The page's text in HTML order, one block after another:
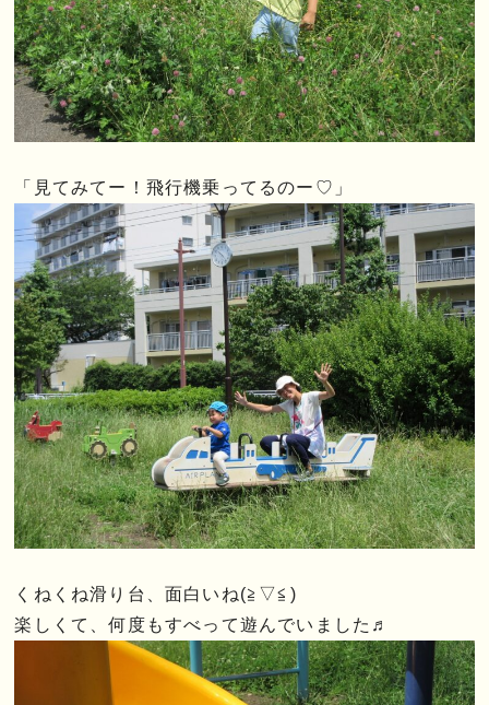
「見てみてー！飛行機乗ってるのー♡」
くねくね滑り台、面白いね(≧▽≦)
楽しくて、何度もすべって遊んでいました♬